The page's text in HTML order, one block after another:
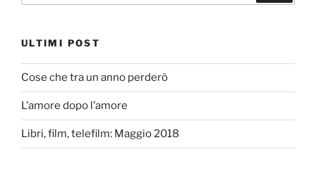
ULTIMI POST
Cose che tra un anno perderò
L’amore dopo l’amore
Libri, film, telefilm: Maggio 2018